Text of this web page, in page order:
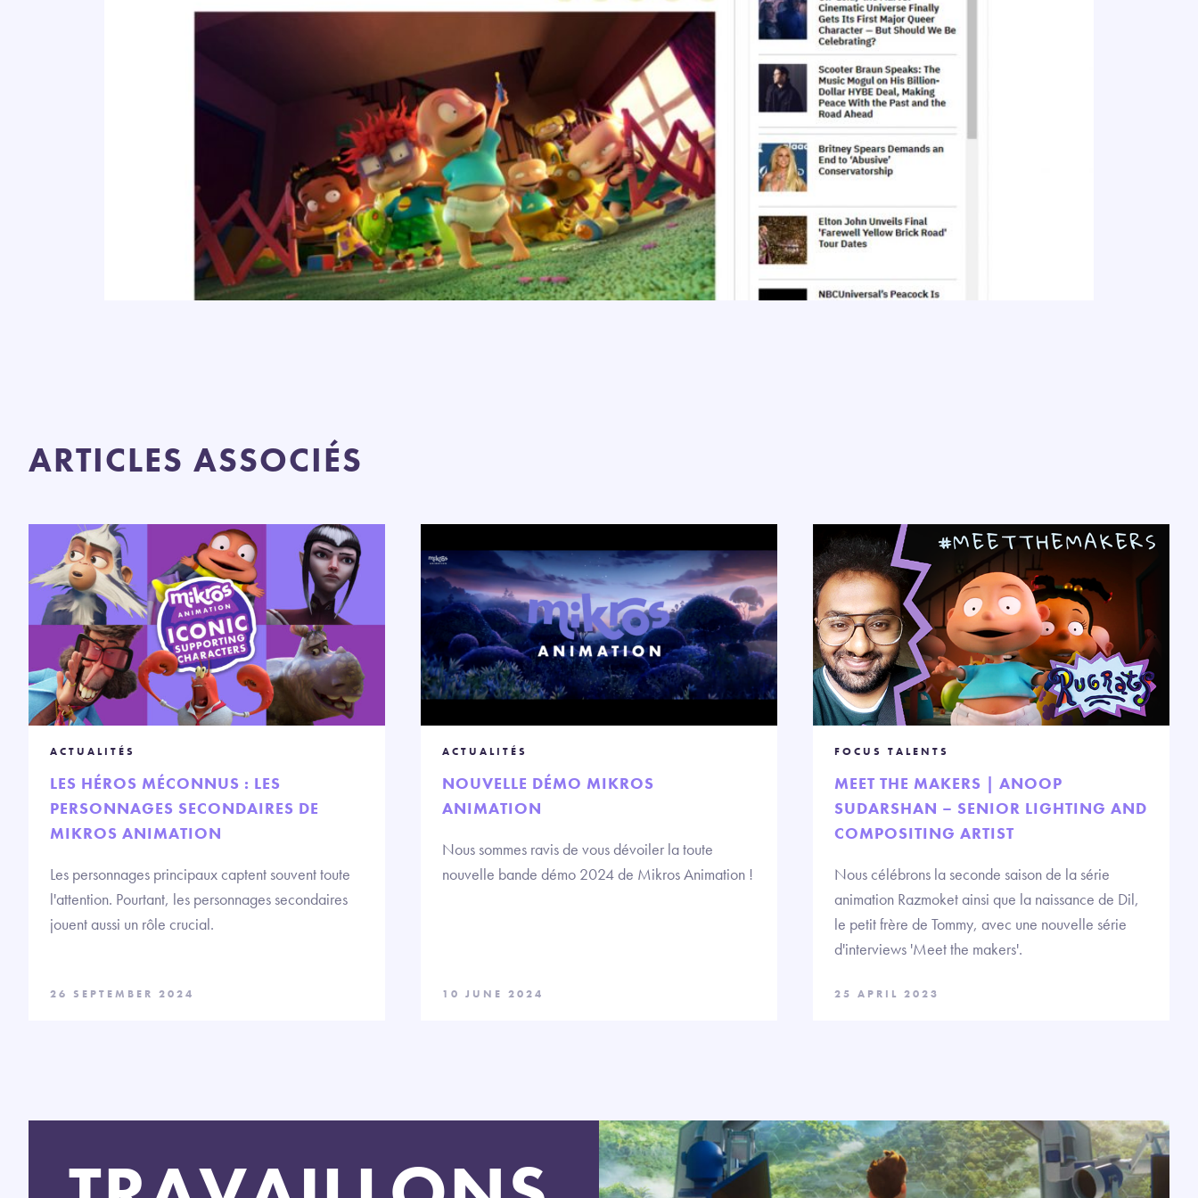
ARTICLES ASSOCIÉS
ACTUALITÉS
LES HÉROS MÉCONNUS : LES
PERSONNAGES SECONDAIRES DE
MIKROS ANIMATION
Les personnages principaux captent souvent toute
l'attention. Pourtant, les personnages secondaires
jouent aussi un rôle crucial.
26 SEPTEMBER 2024
ACTUALITÉS
NOUVELLE DÉMO MIKROS
ANIMATION
Nous sommes ravis de vous dévoiler la toute
nouvelle bande démo 2024 de Mikros Animation !
10 JUNE 2024
FOCUS TALENTS
MEET THE MAKERS | ANOOP
SUDARSHAN – SENIOR LIGHTING AND
COMPOSITING ARTIST
Nous célébrons la seconde saison de la série
animation Razmoket ainsi que la naissance de Dil,
le petit frère de Tommy, avec une nouvelle série
d'interviews 'Meet the makers'.
25 APRIL 2023